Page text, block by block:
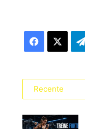
r
a
c
e
b
Recente